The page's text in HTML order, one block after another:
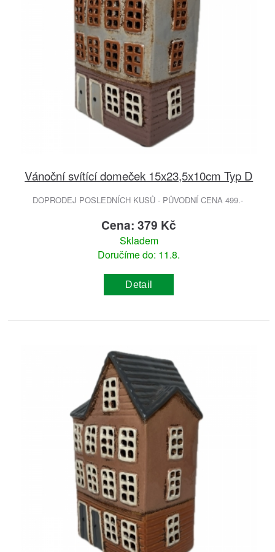
Vánoční svítící domeček 15x23,5x10cm Typ D
DOPRODEJ POSLEDNÍCH KUSŮ - PŮVODNÍ CENA 499.-
Cena: 379 Kč
Skladem
Doručíme do: 11.8.
Detail